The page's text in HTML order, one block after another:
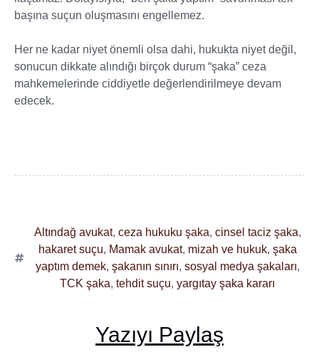
başına suçun oluşmasını engellemez.
Her ne kadar niyet önemli olsa dahi, hukukta niyet değil,
sonucun dikkate alındığı birçok durum “şaka” ceza
mahkemelerinde ciddiyetle değerlendirilmeye devam
edecek.
Altındağ avukat, ceza hukuku şaka, cinsel taciz şaka,
hakaret suçu, Mamak avukat, mizah ve hukuk, şaka
yaptım demek, şakanın sınırı, sosyal medya şakaları,
TCK şaka, tehdit suçu, yargıtay şaka kararı
Yazıyı Paylaş